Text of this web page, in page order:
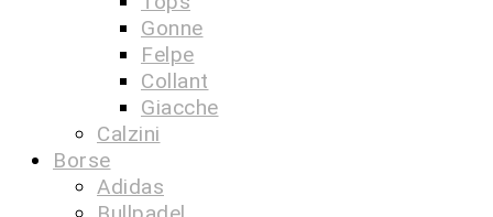
Gonne
Felpe
Collant
Giacche
Calzini
Borse
Adidas